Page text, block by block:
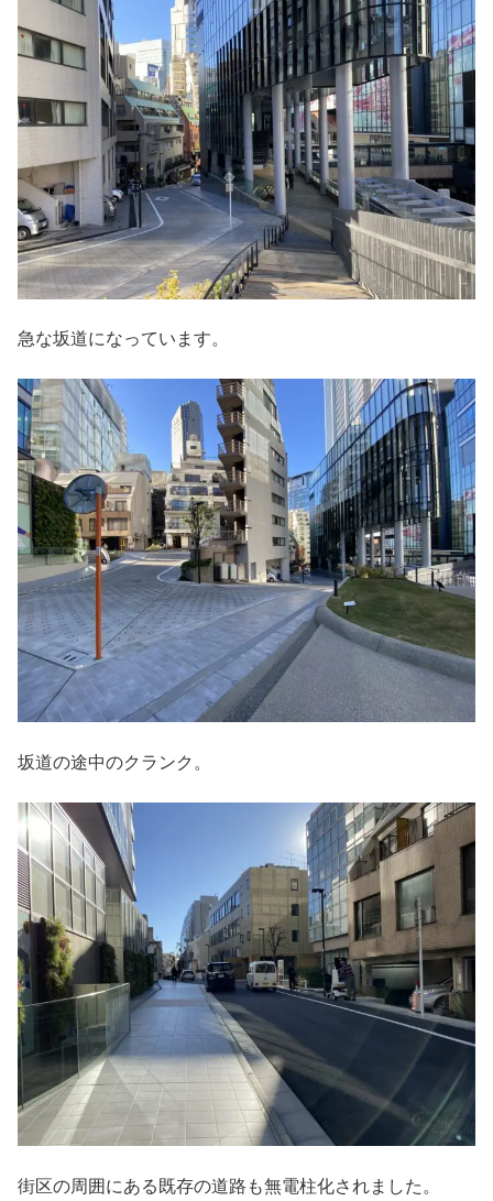
急な坂道になっています。
坂道の途中のクランク。
街区の周囲にある既存の道路も無電柱化されました。